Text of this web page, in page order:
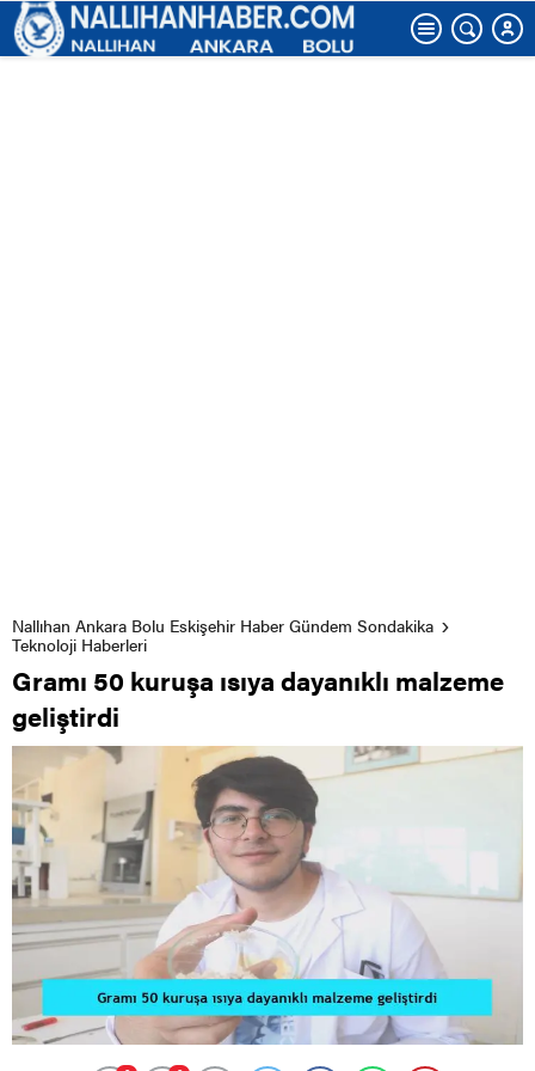
Nallıhan Ankara Bolu Eskişehir Haber Gündem Sondakika
Teknoloji Haberleri
Gramı 50 kuruşa ısıya dayanıklı malzeme
geliştirdi